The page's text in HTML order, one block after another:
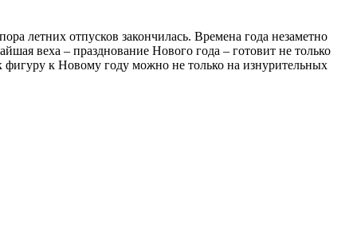
летних отпусков закончилась. Времена года незаметно
веха – празднование Нового года – готовит не только
фигуру к Новому году можно не только на изнурительных